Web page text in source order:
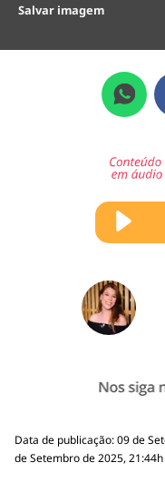
Salvar imagem
Data de publicação: 09 de
de Setembro de 2025, 21:44h